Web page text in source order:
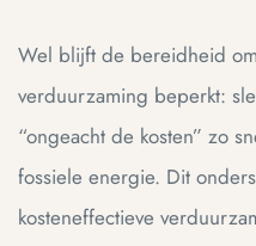
Wel blijft de bereidheid
verduurzaming beperkt:
“ongeacht de kosten” zo
fossiele energie. Dit
kosteneffectieve